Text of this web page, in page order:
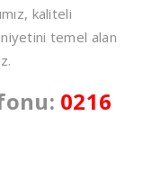
kaliteli
temel alan
0216